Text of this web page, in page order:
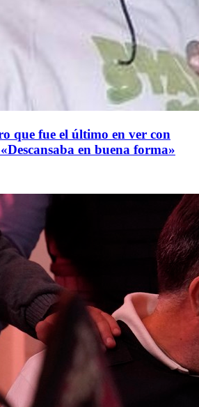
que fue el último en ver con
en buena forma»